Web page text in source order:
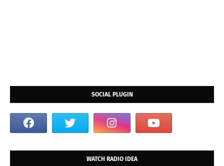
SOCIAL PLUGIN
WATCH RADIO IDEA